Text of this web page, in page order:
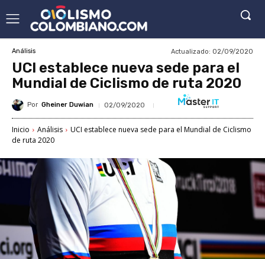
Análisis Actualizado: 02/09/2020
UCI establece nueva sede para el
Mundial de Ciclismo de ruta 2020
Por Gheiner Duwian 02/09/2020
Inicio Análisis
UCI establece nueva sede para el Mundial de Ciclismo
de ruta 2020